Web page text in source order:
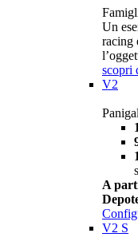
Un
racing
scopri
V2
A
V2 S